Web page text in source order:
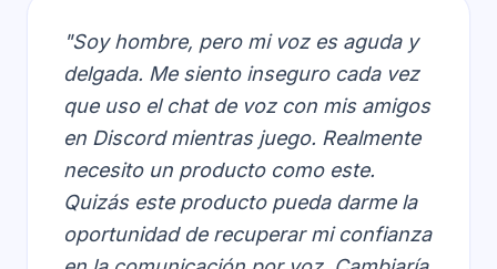
"Soy hombre, pero mi voz es aguda y
delgada. Me siento inseguro cada vez
que uso el chat de voz con mis amigos
en Discord mientras juego. Realmente
necesito un producto como este.
Quizás este producto pueda darme la
oportunidad de recuperar mi confianza